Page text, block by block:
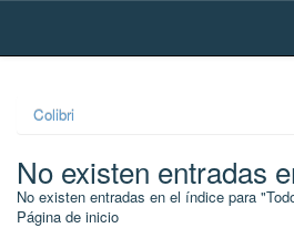
Skip
Colibri
No existen entradas
No existen entradas en el índice para
Página de inicio